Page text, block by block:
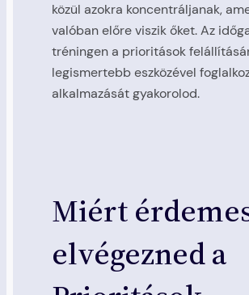
közül azokra koncentráljanak,
valóban előre viszik őket. Az
tréningen a prioritások
legismertebb eszközével
alkalmazását gyakorolod.
Miért
elvégezned a